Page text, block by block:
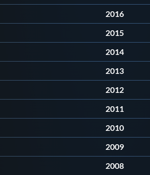
2016
2015
2014
2013
2012
2011
2010
2009
2008